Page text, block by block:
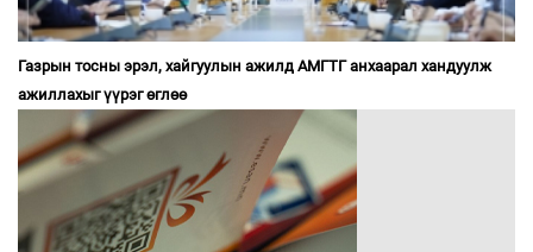
Газрын тосны эрэл, хайгуулын ажилд АМГТГ анхаарал хандуулж
ажиллахыг үүрэг өглөө